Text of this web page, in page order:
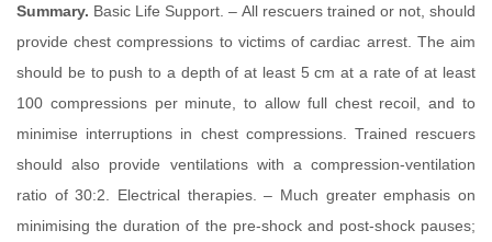
Summary. Basic Life Support. – All rescuers trained or not, should
provide chest compressions to victims of cardiac arrest. The aim
should be to push to a depth of at least 5 cm at a rate of at least
100 compressions per minute, to allow full chest recoil, and to
minimise interruptions in chest compressions. Trained rescuers
should also provide ventilations with a compression-ventilation
ratio of 30:2. Electrical therapies. – Much greater emphasis on
minimising the duration of the pre-shock and post-shock pauses;